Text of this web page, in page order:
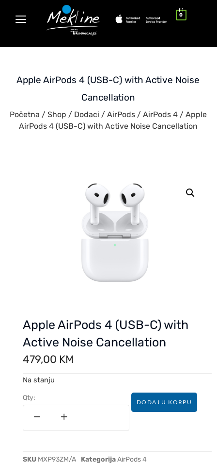
0
Apple AirPods 4 (USB-C) with Active Noise
Cancellation
Početna / Shop / Dodaci / AirPods/ AirPods 4/ Apple
AirPods 4 (USB-C) with Active Noise Cancellation
Apple AirPods 4 (USB-C) with
Active Noise Cancellation
479,00 KM
Na stanju
Qty:
DODAJ U KORPU
SKU MXP93ZM/A KategorijaAirPods 4